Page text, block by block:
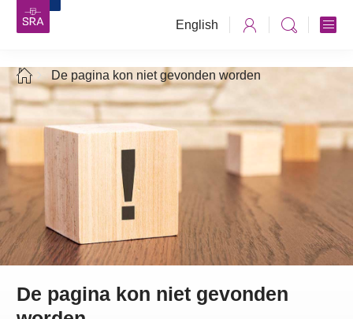
English
De pagina kon niet gevonden worden
De pagina kon niet gevonden